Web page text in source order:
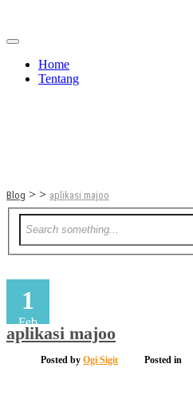
Home
Tentang
Blog > > aplikasi majoo
1
Feb
aplikasi majoo
Posted by Ogi Sigit Posted in